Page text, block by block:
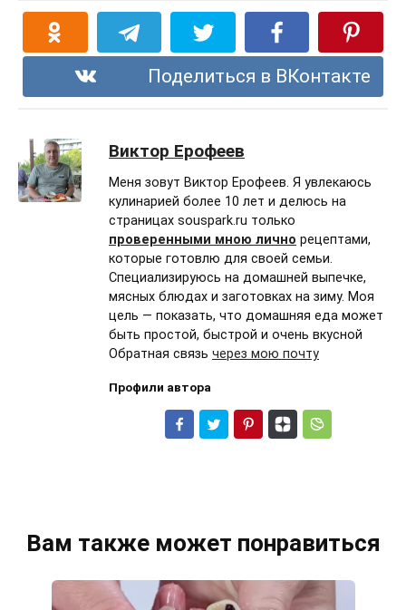
Поделиться в ВКонтакте
Виктор Ерофеев
Меня зовут Виктор Ерофеев. Я увлекаюсь
кулинарией более 10 лет и делюсь на
страницах souspark.ru только
проверенными мною лично рецептами,
которые готовлю для своей семьи.
Специализируюсь на домашней выпечке,
мясных блюдах и заготовках на зиму. Моя
цель — показать, что домашняя еда может
быть простой, быстрой и очень вкусной
Обратная связь через мою почту
Профили автора
Вам также может понравиться